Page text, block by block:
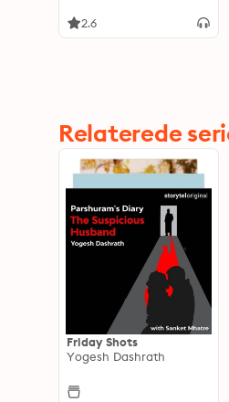
2.6
Relaterede
Friday Shots
Yogesh Dashrath